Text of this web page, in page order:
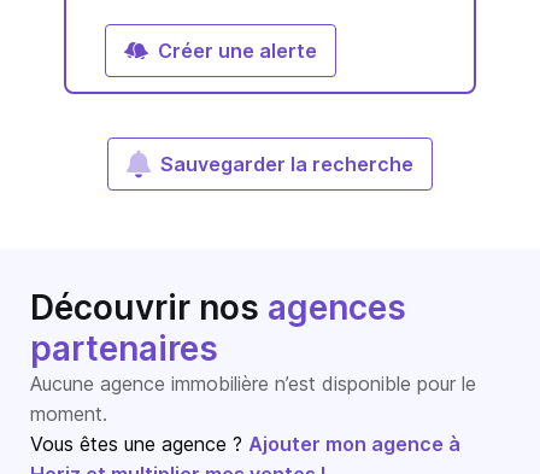
Créer une alerte
Sauvegarder la recherche
Découvrir nos agences
partenaires
Aucune agence immobilière n’est disponible pour le
moment.
Vous êtes une agence ? Ajouter mon agence à